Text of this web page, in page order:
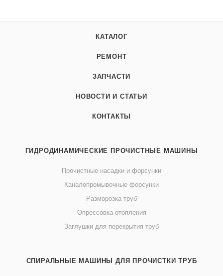
КАТАЛОГ
РЕМОНТ
ЗАПЧАСТИ
НОВОСТИ И СТАТЬИ
КОНТАКТЫ
ГИДРОДИНАМИЧЕСКИЕ ПРОЧИСТНЫЕ МАШИНЫ
Прочистные насадки и форсунки
Каналопромывочные форсунки
Разморозка труб
Опрессовка отопления
Заглушки для перекрытия труб
СПИРАЛЬНЫЕ МАШИНЫ ДЛЯ ПРОЧИСТКИ ТРУБ